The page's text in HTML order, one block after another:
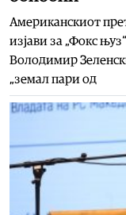
Американскиот
изјави за „Фокс
Володимир
„земал пари од